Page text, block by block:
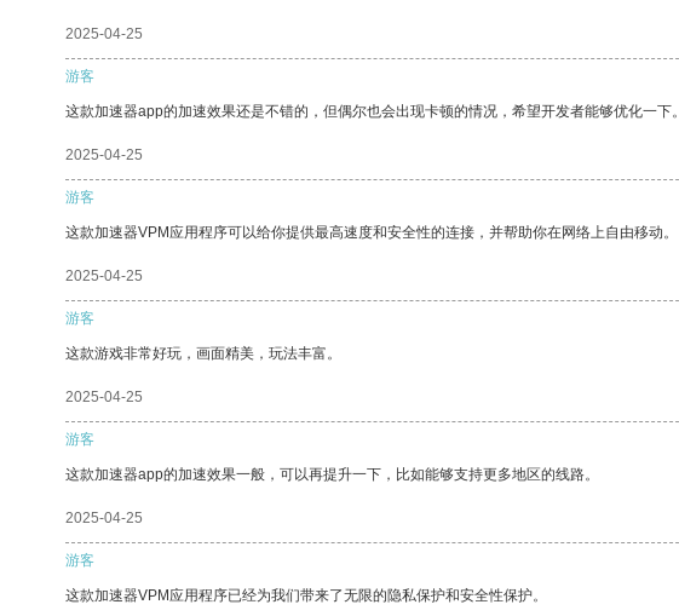
2025-04-25
游客
这款加速器app的加速效果还是不错的，但偶尔也会出现卡顿的情况，希望开发者能够优化一下。
2025-04-25
游客
这款加速器VPM应用程序可以给你提供最高速度和安全性的连接，并帮助你在网络上自由移动。
2025-04-25
游客
这款游戏非常好玩，画面精美，玩法丰富。
2025-04-25
游客
这款加速器app的加速效果一般，可以再提升一下，比如能够支持更多地区的线路。
2025-04-25
游客
这款加速器VPM应用程序已经为我们带来了无限的隐私保护和安全性保护。